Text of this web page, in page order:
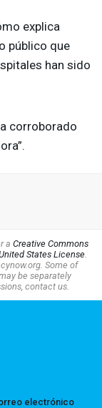
explica
público que
han sido
corroborado
a Creative Commons
States License.
Some of
be separately
contact us.
electrónico